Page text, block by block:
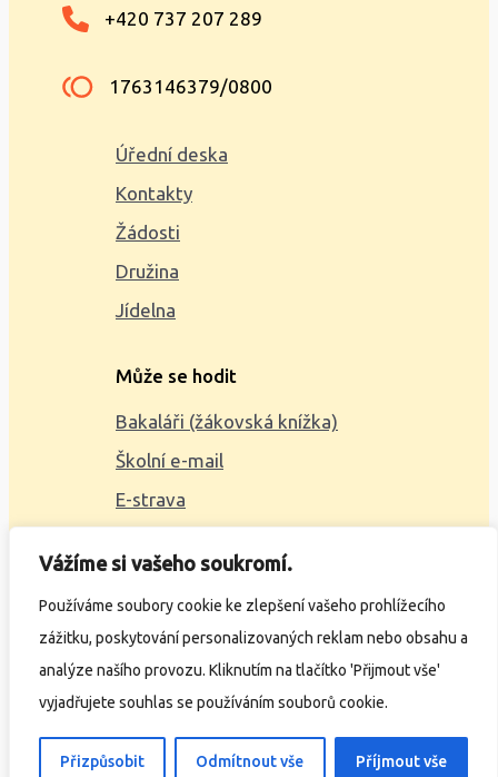
Vážíme si vašeho soukromí.
Používáme soubory cookie ke zlepšení vašeho prohlížecího
zážitku, poskytování personalizovaných reklam nebo obsahu a
analýze našího provozu. Kliknutím na tlačítko 'Přijmout vše'
vyjadřujete souhlas se používáním souborů cookie.
Přizpůsobit Odmítnout vše Příjmout vše
+420 737 207 289
1763146379/0800
Úřední deska
Kontakty
Žádosti
Družina
Jídelna
Může se hodit
Bakaláři (žákovská knížka)
Školní e-mail
E-strava
2023 © ZŠ Alšova, vytvořilWčil.cz